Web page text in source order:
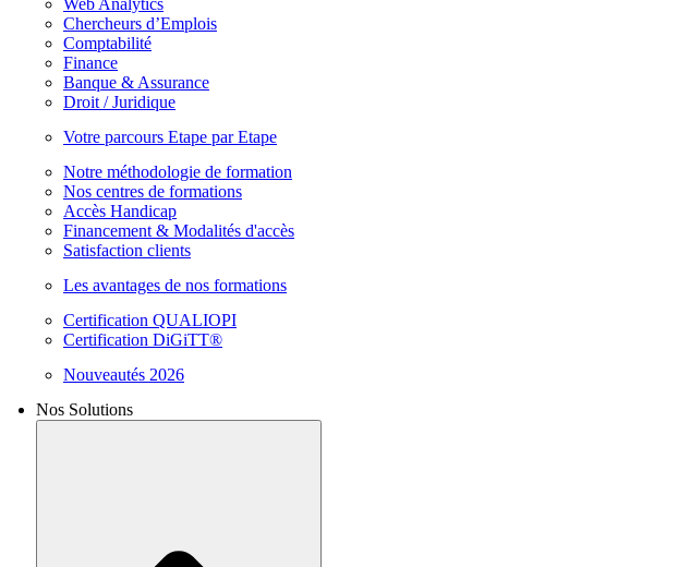
Chercheurs d’Emplois
Comptabilité
Finance
Banque & Assurance
Droit / Juridique
Votre parcours Etape par Etape
Notre méthodologie de formation
Nos centres de formations
Accès Handicap
Financement & Modalités d'accès
Satisfaction clients
Les avantages de nos formations
Certification QUALIOPI
Certification DiGiTT®
Nouveautés 2026
Nos Solutions